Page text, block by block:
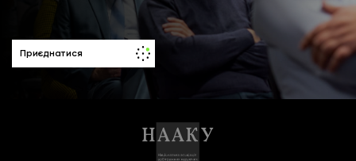
Приєднатися